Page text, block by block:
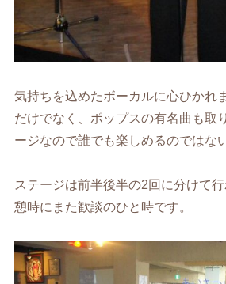
気持ちを込めたボーカルに心ひかれ
だけでなく、ポップスの有名曲も取
ージなので誰でも楽しめるのではな
ステージは前半後半の2回に分けて
憩時にまた歓談のひと時です。